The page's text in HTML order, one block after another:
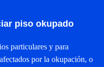
piso okupado
particulares y para
por la okupación, o